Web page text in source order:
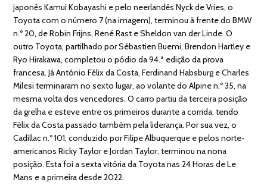
japonês Kamui Kobayashi e pelo neerlandês Nyck de Vries, o
Toyota com o número 7 (na imagem), terminou à frente do BMW
n.º 20, de Robin Frijns, René Rast e Sheldon van der Linde. O
outro Toyota, partilhado por Sébastien Buemi, Brendon Hartley e
Ryo Hirakawa, completou o pódio da 94.ª edição da prova
francesa. Já António Félix da Costa, Ferdinand Habsburg e Charles
Milesi terminaram no sexto lugar, ao volante do Alpine n.º 35, na
mesma volta dos vencedores. O carro partiu da terceira posição
da grelha e esteve entre os primeiros durante a corrida, tendo
Félix da Costa passado também pela liderança. Por sua vez, o
Cadillac n.º 101, conduzido por Filipe Albuquerque e pelos norte-
americanos Ricky Taylor e Jordan Taylor, terminou na nona
posição. Esta foi a sexta vitória da Toyota nas 24 Horas de Le
Mans e a primeira desde 2022.